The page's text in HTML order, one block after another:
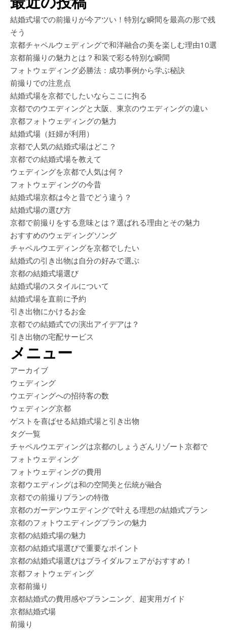
結婚式場での前撮りが今アツい！特別な瞬間を最高の形で残
そう
京都チャペルウェディングで和洋融合の美を楽しむ理由10選
京都前撮りの魅力とは？和装で彩る特別な瞬間
フォトウェディング必勝法：成功事例から学ぶ秘訣
前撮りでの注意点
結婚式場を京都でしたいならここに拘る
京都でのウエディングと大阪、東京のウエディングの違い
京都フォトウェディングの魅力
結婚式場（妊婦が利用）
京都で人気の結婚式場はどこ？
京都での結婚式場を教えて
ウェディングを京都で人気は何？
フォトウェディングの今昔
結婚式場京都は今と昔でどう違う？
結婚式場の選び方
京都で前撮りをする意味とは？選ばれる理由とその魅力
おすすめのウェディングソング
チャペルウエディングを京都でしたい
結婚式の引き出物は自分の好みで選ぶ
京都の結婚式場選び
結婚式場のスタイルについて
結婚式場を直前に予約
引き出物にかけるお金
京都での結婚式での演出アイデアは？
引き出物の宅配サービス
メニュー
アーカイブ
ウェディング
ウエディングへの招待客の数
ウェディング京都
ゲストを喜ばせる結婚式場と引き出物
タグ一覧
チャペルウエディングは京都のしょうざんリゾート京都で
フォトウェディング
フォトウェディングの費用
京都ウエディングは和の空間美と伝統が融合
京都での前撮りプランの特徴
京都のガーデンウエディングで叶える理想の結婚式プラン
京都のフォトウエディングプランの魅力
京都の結婚式場の魅力
京都の結婚式場選びで重要なポイント
京都の結婚式場選びはブライダルフェアがおすすめ！
京都フォトウェディング
京都前撮り
京都結婚式の費用感やプランニング、超実用ガイド
京都結婚式場
前撮り